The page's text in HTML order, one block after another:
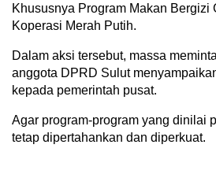
Khususnya Program Makan Bergizi
Koperasi Merah Putih.
Dalam aksi tersebut, massa
anggota DPRD Sulut
kepada pemerintah pusat.
Agar program-program yang dinilai
tetap dipertahankan dan diperkuat.